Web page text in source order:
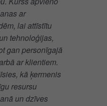
ar
lai attīstītu
tehnoloģijas,
gan personīgajā
ar klientiem.
kā ķermenis
resursu
un dzīves